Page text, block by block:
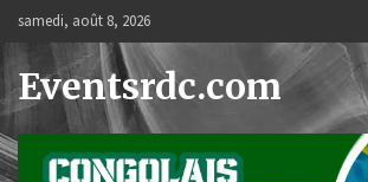
content
samedi, août 8, 2026
Eventsrdc.com